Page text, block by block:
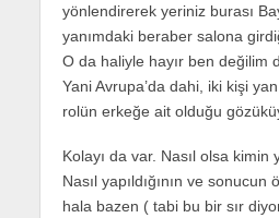
yönlendirerek yeriniz burası
yanımdaki beraber salona
O da haliyle hayır ben değilim
Yani Avrupa’da dahi, iki kişi
rolün erkeğe ait olduğu
Kolayı da var. Nasıl olsa kimin
Nasıl yapıldığının ve
hala bazen ( tabi bu bir sır